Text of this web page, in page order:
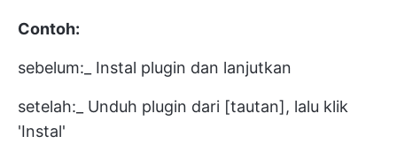
Contoh:
sebelum:_ Instal plugin dan lanjutkan
setelah:_ Unduh plugin dari [tautan], lalu klik
'Instal'